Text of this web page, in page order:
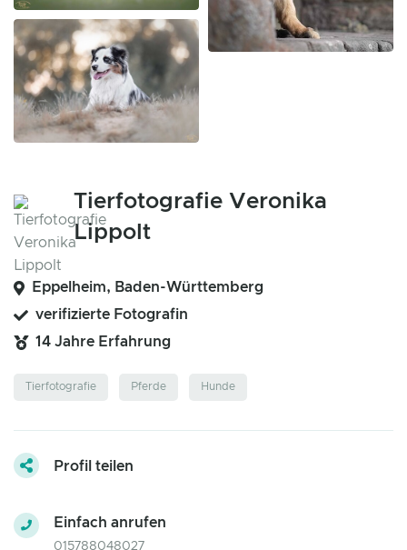
Tierfotografie Veronika
Lippolt
Eppelheim, Baden-Württemberg
verifizierte Fotografin
14 Jahre Erfahrung
Tierfotografie Pferde Hunde
Profil teilen
Einfach anrufen
015788048027